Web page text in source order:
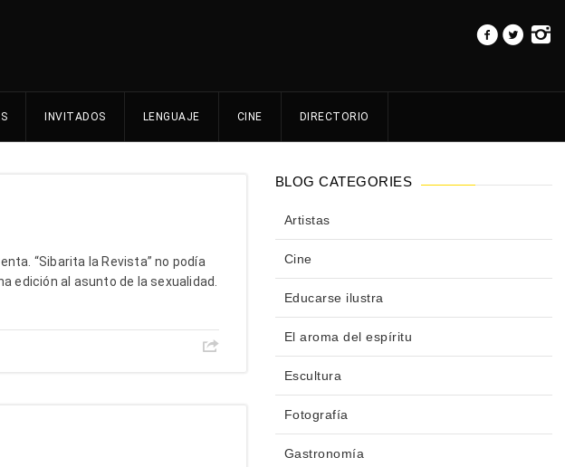
INVITADOS LENGUAJE CINE DIRECTORIO
“Sibarita la Revista” no podía
edición al asunto de la sexualidad.
BLOG CATEGORIES
Artistas
Cine
Educarse ilustra
El aroma del espíritu
Escultura
Fotografía
Gastronomía